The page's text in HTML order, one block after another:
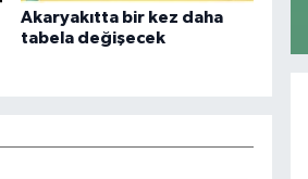
Akaryakıtta bir kez daha
tabela değişecek